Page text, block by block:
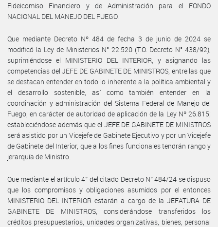
Fideicomiso Financiero y de Administración para el FONDO
NACIONAL DEL MANEJO DEL FUEGO.
Que mediante Decreto Nº 484 de fecha 3 de junio de 2024 se
modificó la Ley de Ministerios N° 22.520 (T.O. Decreto N° 438/92),
suprimiéndose el MINISTERIO DEL INTERIOR, y asignando las
competencias del JEFE DE GABINETE DE MINISTROS, entre las que
se destacan entender en todo lo inherente a la política ambiental y
el desarrollo sostenible, así como también entender en la
coordinación y administración del Sistema Federal de Manejo del
Fuego, en carácter de autoridad de aplicación de la Ley Nº 26.815;
estableciéndose además que el JEFE DE GABINETE DE MINISTROS
será asistido por un Vicejefe de Gabinete Ejecutivo y por un Vicejefe
de Gabinete del Interior, que a los fines funcionales tendrán rango y
jerarquía de Ministro.
Que mediante el artículo 4° del citado Decreto N° 484/24 se dispuso
que los compromisos y obligaciones asumidos por el entonces
MINISTERIO DEL INTERIOR estarán a cargo de la JEFATURA DE
GABINETE DE MINISTROS, considerándose transferidos los
créditos presupuestarios, unidades organizativas, bienes, personal